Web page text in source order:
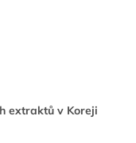
extraktů v Koreji